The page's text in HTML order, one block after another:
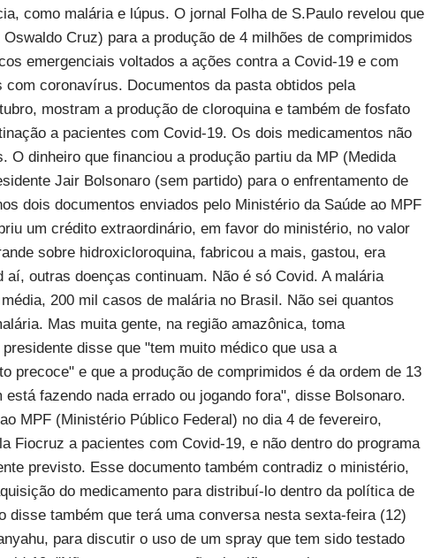
como malária e lúpus. O jornal Folha de S.Paulo revelou que
Cruz) para a produção de 4 milhões de comprimidos
emergenciais voltados a ações contra a Covid-19 e com
coronavírus. Documentos da pasta obtidos pela
mostram a produção de cloroquina e também de fosfato
a pacientes com Covid-19. Os dois medicamentos não
dinheiro que financiou a produção partiu da MP (Medida
Jair Bolsonaro (sem partido) para o enfrentamento de
dois documentos enviados pelo Ministério da Saúde ao MPF
um crédito extraordinário, em favor do ministério, no valor
sobre hidroxicloroquina, fabricou a mais, gastou, era
outras doenças continuam. Não é só Covid. A malária
200 mil casos de malária no Brasil. Não sei quantos
Mas muita gente, na região amazônica, toma
disse que "tem muito médico que usa a
precoce" e que a produção de comprimidos é da ordem de 13
fazendo nada errado ou jogando fora", disse Bolsonaro.
MPF (Ministério Público Federal) no dia 4 de fevereiro,
Fiocruz a pacientes com Covid-19, e não dentro do programa
previsto. Esse documento também contradiz o ministério,
do medicamento para distribuí-lo dentro da política de
também que terá uma conversa nesta sexta-feira (12)
para discutir o uso de um spray que tem sido testado